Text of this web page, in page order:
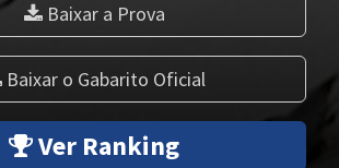
Baixar a Prova
Baixar o Gabarito Oficial
Ver Ranking